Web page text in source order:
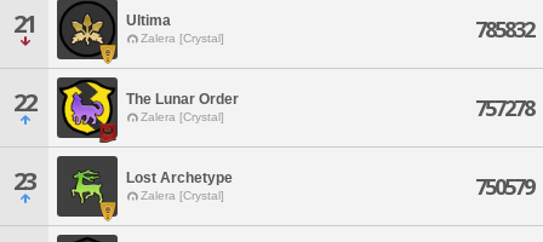
21 Ultima
Zalera [Crystal] 785832
22 The Lunar Order
Zalera [Crystal] 757278
23 Lost Archetype
Zalera [Crystal] 750579